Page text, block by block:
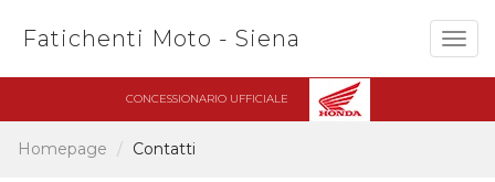
Fatichenti Moto - Siena
CONCESSIONARIO UFFICIALE
Homepage Contatti